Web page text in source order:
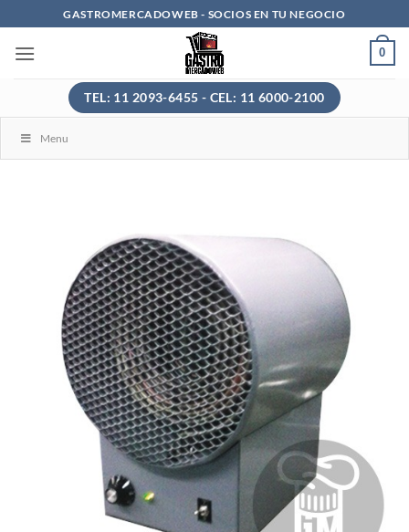
al
contenido
GASTROMERCADOWEB - SOCIOS EN TU NEGOCIO
0
TEL: 11 2093-6455 - CEL: 11 6000-2100
Menu